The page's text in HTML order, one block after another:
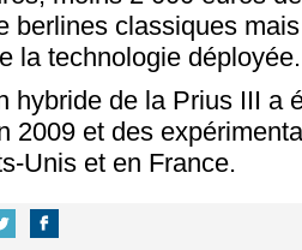
berlines classiques
la technologie déployée.
hybride de la Prius III a
2009 et des
Unis et en France.